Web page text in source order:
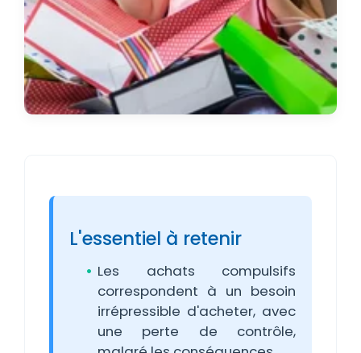
L'essentiel à retenir
Les achats compulsifs
correspondent à un besoin
irrépressible d'acheter, avec
une perte de contrôle,